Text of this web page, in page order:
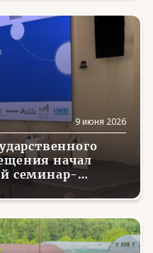
9 июня 2026
начал
семинар-
интеграции
приоритеты»